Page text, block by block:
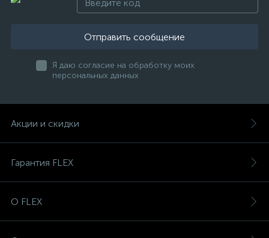
Отправить сообщение
Я даю согласие на обработку моих
персональных данных
Акции и скидки
Гарантия FLEX
О FLEX